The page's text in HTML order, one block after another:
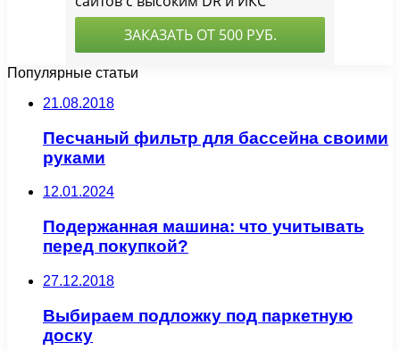
Популярные статьи
21.08.2018
Песчаный фильтр для бассейна своими
руками
12.01.2024
Подержанная машина: что учитывать
перед покупкой?
27.12.2018
Выбираем подложку под паркетную
доску